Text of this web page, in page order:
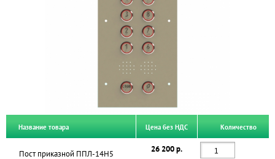
Название товара Цена без НДС Количество
Пост приказной ППЛ-14Н5 26 200 р.